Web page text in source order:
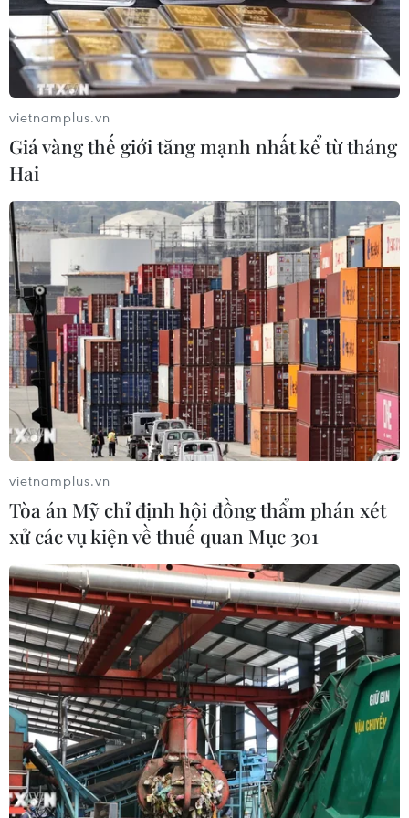
TIN CÙNG CHUYÊN MỤC
Tăng tốc giải phóng mặt bằng mở
vietnamplus.vn
Giá vàng thế giới tăng mạnh nhất kể từ tháng
Hai
vietnamplus.vn
Tòa án Mỹ chỉ định hội đồng thẩm phán xét
xử các vụ kiện về thuế quan Mục 301